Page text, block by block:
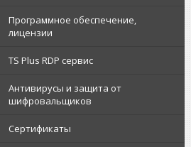
Программное обеспечение,
лицензии
TS Plus RDP сервис
Антивирусы и защита от
шифровальщиков
Сертификаты